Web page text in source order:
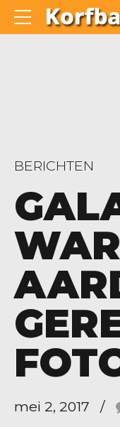
BERICHTEN
mei 2, 2017